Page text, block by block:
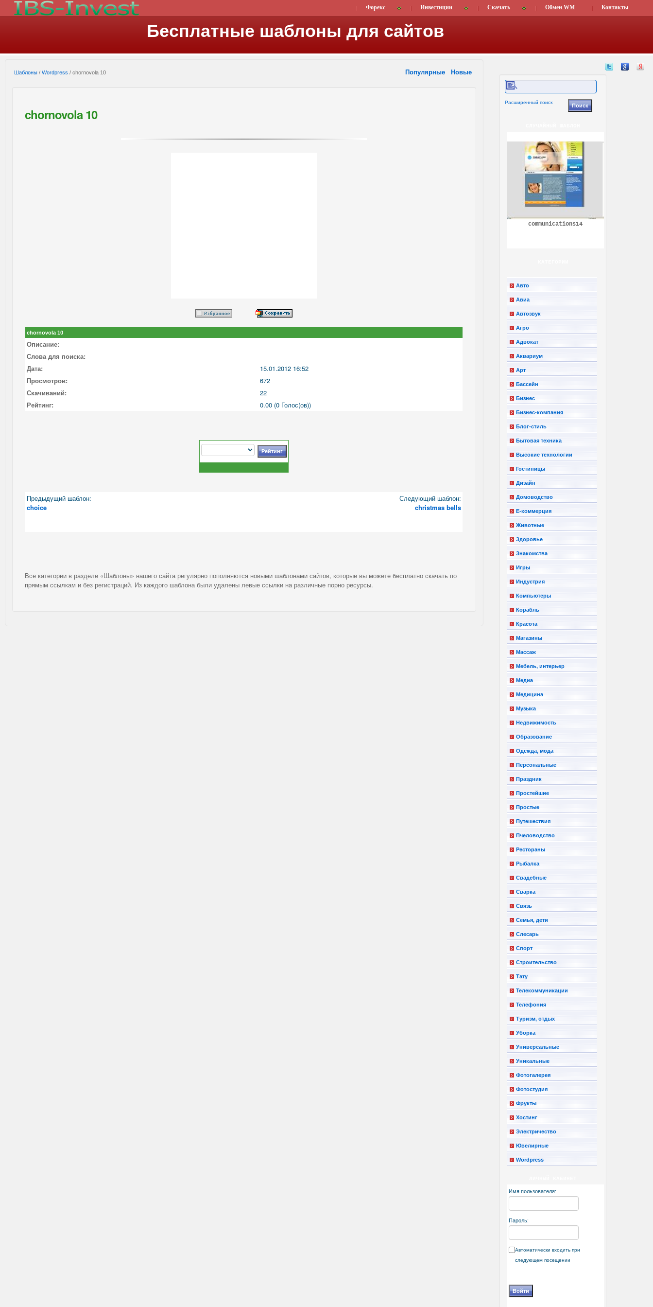
Форекс Инвестиции Скачать Обмен WM Контакты
Бесплатные шаблоны для сайтов
Шаблоны / Wordpress / chornovola 10 Популярные Новые
chornovola 10
chornovola 10
Описание:
Слова для поиска:
Дата:
15.01.2012 16:52
Просмотров:
672
Скачиваний:
22
Рейтинг:
0.00 (0 Голос(ов))
Предыдущий шаблон:
choice
Следующий шаблон:
christmas bells
Все категории в разделе «Шаблоны» нашего сайта регулярно пополняются новыми шаблонами сайтов, которые вы можете бесплатно скачать по
прямым ссылкам и без регистраций. Из каждого шаблона были удалены левые ссылки на различные порно ресурсы.
Расширенный поиск
communications14
Авто
Авиа
Автозвук
Агро
Адвокат
Аквариум
Арт
Бассейн
Бизнес
Бизнес-компания
Блог-стиль
Бытовая техника
Высокие технологии
Гостиницы
Дизайн
Домоводство
Е-коммерция
Животные
Здоровье
Знакомства
Игры
Индустрия
Компьютеры
Корабль
Красота
Магазины
Массаж
Мебель, интерьер
Медиа
Медицина
Музыка
Недвижимость
Образование
Одежда, мода
Персональные
Праздник
Простейшие
Простые
Путешествия
Пчеловодство
Рестораны
Рыбалка
Свадебные
Сварка
Связь
Семья, дети
Слесарь
Спорт
Строительство
Тату
Телекоммуникации
Телефония
Туризм, отдых
Уборка
Универсальные
Уникальные
Фотогалерея
Фотостудия
Фрукты
Хостинг
Электричество
Ювелирные
Wordpress
Имя пользователя:
Пароль:
Автоматически входить при
следующем посещении